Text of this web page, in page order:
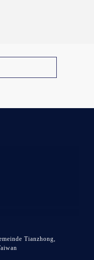
Tianzhong,